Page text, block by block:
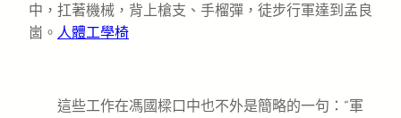
中，扛著機械，背上槍支、手榴彈，徒步行軍達到孟良
崮。 人體工學椅
這些工作在馮國樑口中也不外是簡略的一句：“軍